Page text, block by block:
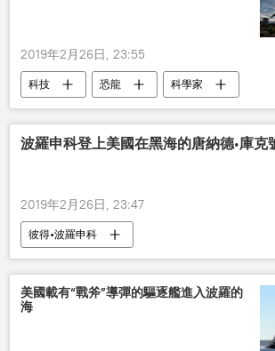
2019年2月26日, 23:55
科技 恐龍 科學家
波羅申科登上美國在黑海的唐納德∙庫克
2019年2月26日, 23:47
彼得•波羅申科
美國載有“戰斧”導彈的驅逐艦進入波羅的
海